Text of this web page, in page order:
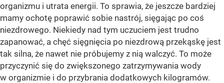
organizmu i utrata energii. To sprawia, że jeszcze bardziej
mamy ochotę poprawić sobie nastrój, sięgając po coś
niezdrowego. Niekiedy nad tym uczuciem jest trudno
zapanować, a chęć sięgnięcia po niezdrową przekąskę jest
tak silna, że nawet nie próbujemy z nią walczyć. To może
przyczynić się do zwiększonego zatrzymywania wody
w organizmie i do przybrania dodatkowych kilogramów.